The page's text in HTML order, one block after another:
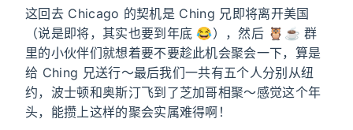
这回去 Chicago 的契机是 Ching 兄即将离开美国
（说是即将，其实也要到年底 😂），然后 🦉☕️ 群
里的小伙伴们就想着要不要趁此机会聚会一下，算是
给 Ching 兄送行～最后我们一共有五个人分别从纽
约，波士顿和奥斯汀飞到了芝加哥相聚～感觉这个年
头，能攒上这样的聚会实属难得啊！